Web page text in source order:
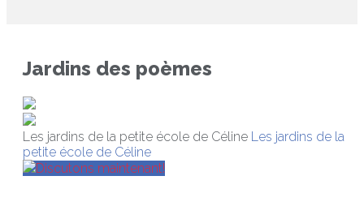
Jardins des poèmes
Les jardins de la petite école de Céline Les jardins de la
petite école de Céline
Discutons maintenant!